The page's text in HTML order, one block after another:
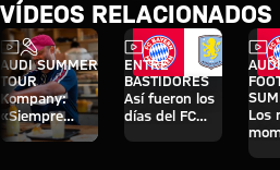
VÍDEOS RELACIONADOS
Vídeo
Entrevista
AUDI SUMMER
TOUR
Kompany:
«Siempre
puede ser tu
Vídeo
ENTRE
BASTIDORES
Así fueron los
días del FC
AUDI
Los